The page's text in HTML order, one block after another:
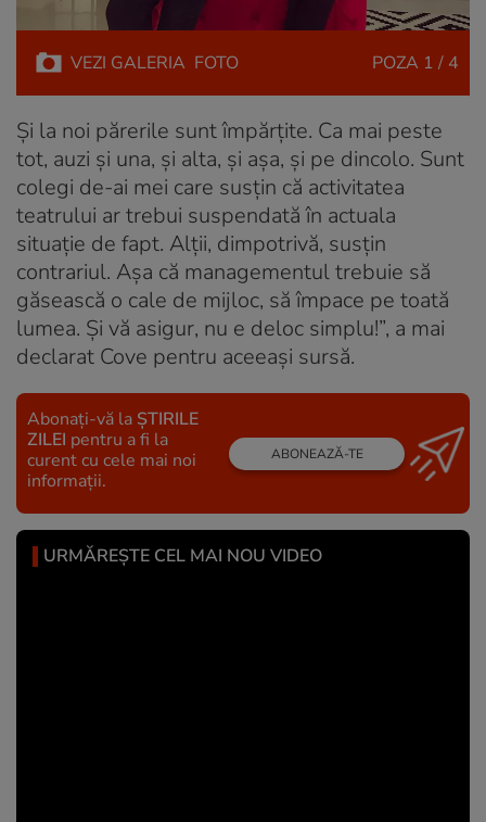
VEZI GALERIA FOTO POZA 1 / 4
Și la noi părerile sunt împărțite. Ca mai peste
tot, auzi și una, și alta, și așa, și pe dincolo. Sunt
colegi de-ai mei care susțin că activitatea
teatrului ar trebui suspendată în actuala
situație de fapt. Alții, dimpotrivă, susțin
contrariul. Așa că managementul trebuie să
găsească o cale de mijloc, să împace pe toată
lumea. Și vă asigur, nu e deloc simplu!”, a mai
declarat Cove pentru aceeași sursă.
Abonați-vă la ȘTIRILE
ZILEI pentru a fi la
curent cu cele mai noi
informații.
ABONEAZĂ-TE
URMĂREȘTE CEL MAI NOU VIDEO